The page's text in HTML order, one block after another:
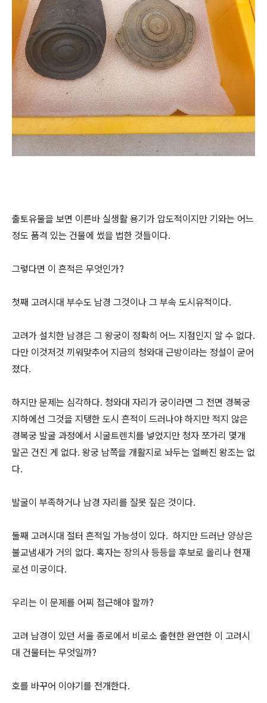
출토유물을 보면 이른바 실생활 용기가 압도적이지만 기와는 어느
정도 품격 있는 건물에 썼을 법한 것들이다.
그렇다면 이 흔적은 무엇인가?
첫째 고려시대 부수도 남경 그것이나 그 부속 도시유적이다.
고려가 설치한 남경은 그 왕궁이 정확히 어느 지점인지 알 수 없다.
다만 이것저것 끼워맞추어 지금의 청와대 근방이라는 정설이 굳어
졌다.
하지만 문제는 심각하다. 청와대 자리가 궁이라면 그 전면 경복궁
지하에선 그것을 지탱한 도시 흔적이 드러나야 하지만 적지 않은
경복궁 발굴 과정에서 시굴트렌치를 넣었지만 청자 쪼가리 몇개
말곤 건진 게 없다. 왕궁 남쪽을 개활지로 놔두는 얼빠진 왕조는 없
다.
발굴이 부족하거나 남경 자리를 잘못 짚은 것이다.
둘째 고려시대 절터 흔적일 가능성이 있다. 하지만 드러난 양상은
불교냄새가 거의 없다. 혹자는 장의사 등등을 후보로 올리나 현재
로선 미궁이다.
우리는 이 문제를 어찌 접근해야 할까?
고려 남경이 있던 서울 종로에서 비로소 출현한 완연한 이 고려시
대 건물터는 무엇일까?
호를 바꾸어 이야기를 전개한다.